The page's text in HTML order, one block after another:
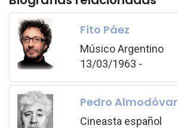
Fito Páez
Músico Argentino
13/03/1963 -
Pedro Almodóvar
Cineasta español